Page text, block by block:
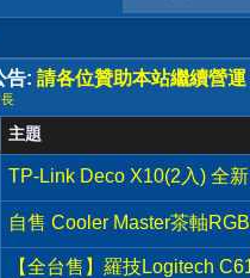
告: 請各位贊助本站繼續營運
主題
TP-Link Deco X10(2入) 全
自售 Cooler Master茶軸
【全台售】羅技Logitech